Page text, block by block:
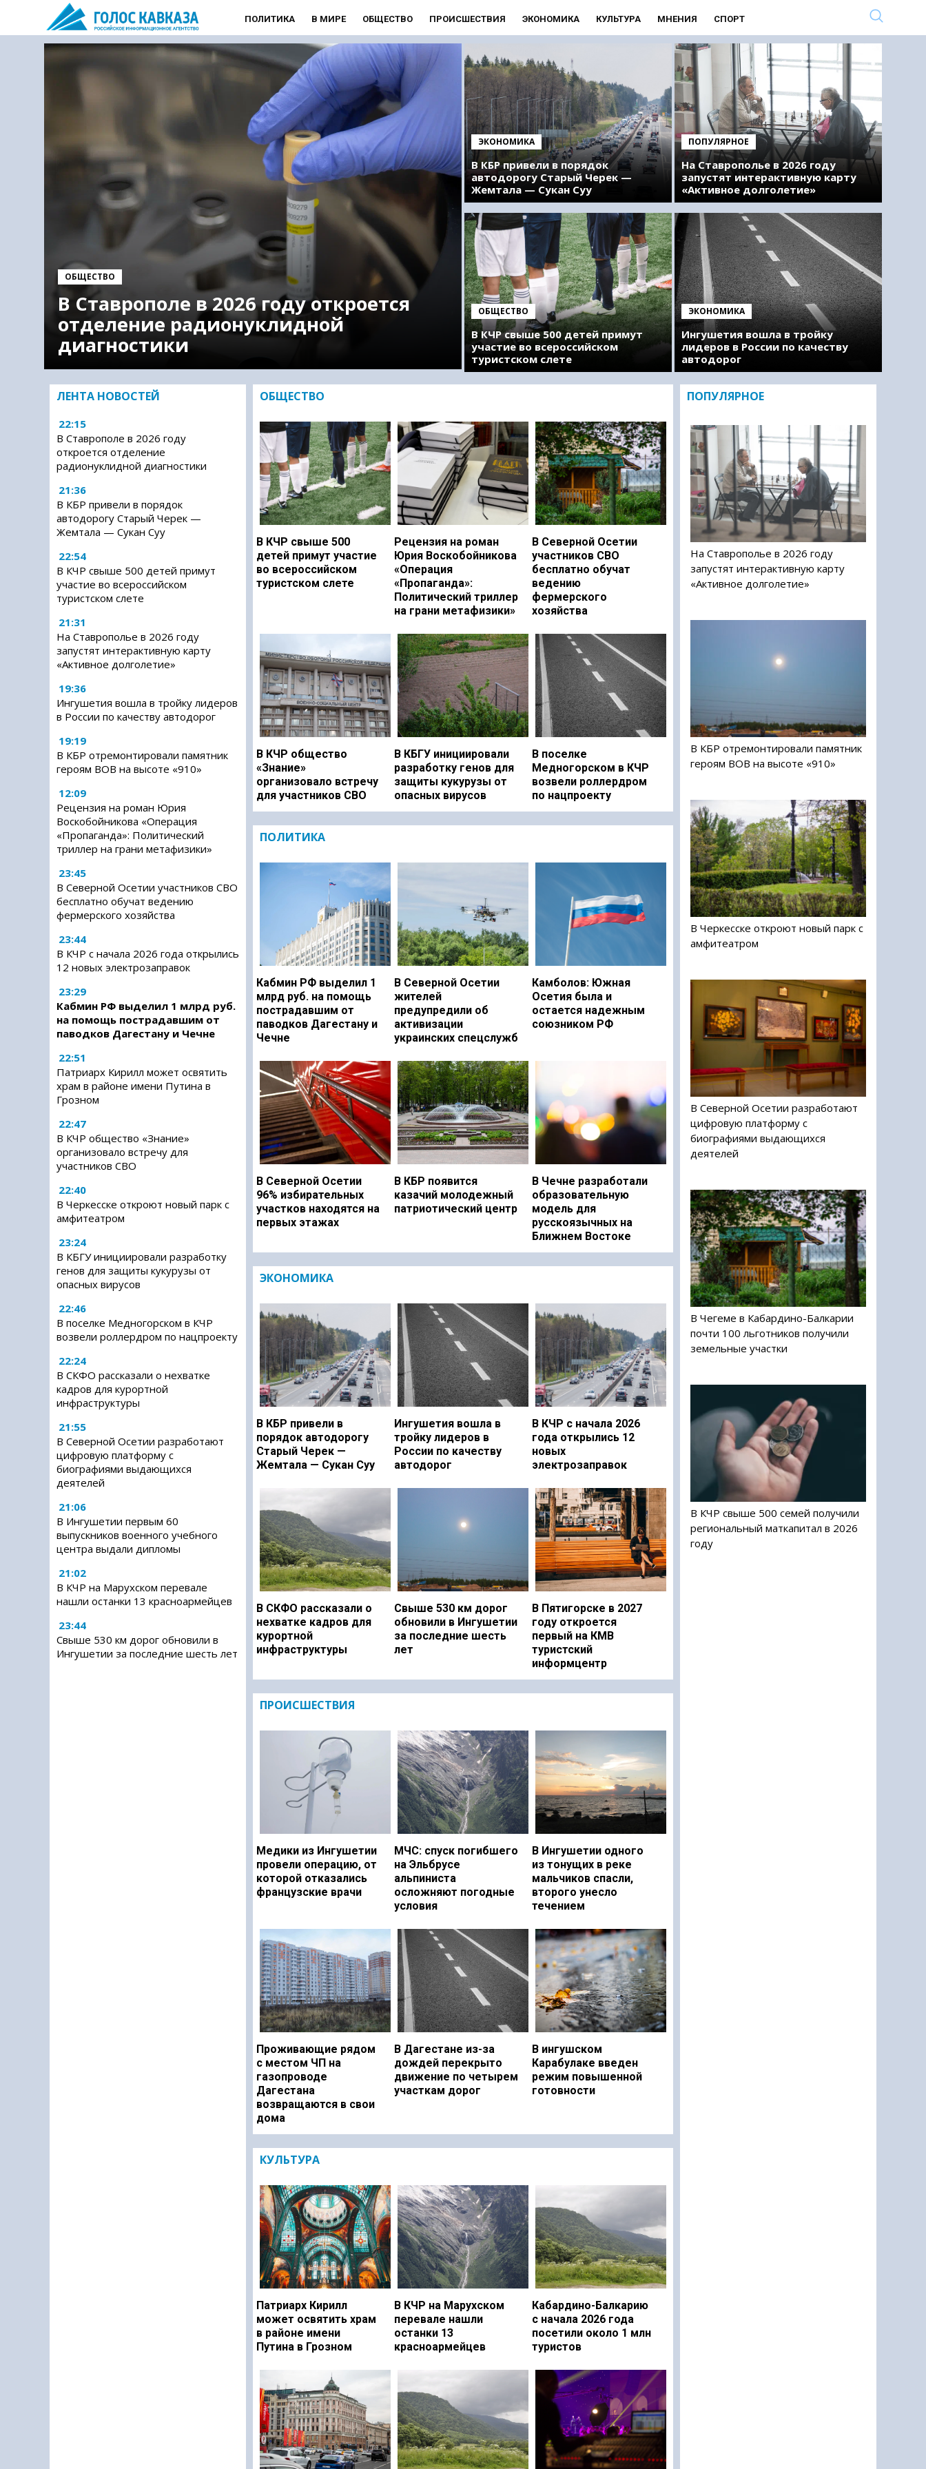
ПОЛИТИКА В МИРЕ ОБЩЕСТВО ПРОИСШЕСТВИЯ ЭКОНОМИКА КУЛЬТУРА МНЕНИЯ СПОРТ
ОБЩЕСТВО
В Ставрополе в 2026 году откроется
отделение радионуклидной
диагностики
ЭКОНОМИКА
В КБР привели в порядок
автодорогу Старый Черек —
Жемтала — Сукан Суу
ОБЩЕСТВО
В КЧР свыше 500 детей примут
участие во всероссийском
туристском слете
ПОПУЛЯРНОЕ
На Ставрополье в 2026 году
запустят интерактивную карту
«Активное долголетие»
ЭКОНОМИКА
Ингушетия вошла в тройку
лидеров в России по качеству
автодорог
ЛЕНТА НОВОСТЕЙ
22:15
В Ставрополе в 2026 году
откроется отделение
радионуклидной диагностики
21:36
В КБР привели в порядок
автодорогу Старый Черек —
Жемтала — Сукан Суу
22:54
В КЧР свыше 500 детей примут
участие во всероссийском
туристском слете
21:31
На Ставрополье в 2026 году
запустят интерактивную карту
«Активное долголетие»
19:36
Ингушетия вошла в тройку лидеров
в России по качеству автодорог
19:19
В КБР отремонтировали памятник
героям ВОВ на высоте «910»
12:09
Рецензия на роман Юрия
Воскобойникова «Операция
«Пропаганда»: Политический
триллер на грани метафизики»
23:45
В Северной Осетии участников СВО
бесплатно обучат ведению
фермерского хозяйства
23:44
В КЧР с начала 2026 года открылись
12 новых электрозаправок
23:29
Кабмин РФ выделил 1 млрд руб.
на помощь пострадавшим от
паводков Дагестану и Чечне
22:51
Патриарх Кирилл может освятить
храм в районе имени Путина в
Грозном
22:47
В КЧР общество «Знание»
организовало встречу для
участников СВО
22:40
В Черкесске откроют новый парк с
амфитеатром
23:24
В КБГУ инициировали разработку
генов для защиты кукурузы от
опасных вирусов
22:46
В поселке Медногорском в КЧР
возвели роллердром по нацпроекту
22:24
В СКФО рассказали о нехватке
кадров для курортной
инфраструктуры
21:55
В Северной Осетии разработают
цифровую платформу с
биографиями выдающихся
деятелей
21:06
В Ингушетии первым 60
выпускников военного учебного
центра выдали дипломы
21:02
В КЧР на Марухском перевале
нашли останки 13 красноармейцев
23:44
Свыше 530 км дорог обновили в
Ингушетии за последние шесть лет
ОБЩЕСТВО
В КЧР свыше 500
детей примут участие
во всероссийском
туристском слете
Рецензия на роман
Юрия Воскобойникова
«Операция
«Пропаганда»:
Политический триллер
на грани метафизики»
В Северной Осетии
участников СВО
бесплатно обучат
ведению
фермерского
хозяйства
В КЧР общество
«Знание»
организовало встречу
для участников СВО
В КБГУ инициировали
разработку генов для
защиты кукурузы от
опасных вирусов
В поселке
Медногорском в КЧР
возвели роллердром
по нацпроекту
ПОЛИТИКА
Кабмин РФ выделил 1
млрд руб. на помощь
пострадавшим от
паводков Дагестану и
Чечне
В Северной Осетии
жителей
предупредили об
активизации
украинских спецслужб
Камболов: Южная
Осетия была и
остается надежным
союзником РФ
В Северной Осетии
96% избирательных
участков находятся на
первых этажах
В КБР появится
казачий молодежный
патриотический центр
В Чечне разработали
образовательную
модель для
русскоязычных на
Ближнем Востоке
ЭКОНОМИКА
В КБР привели в
порядок автодорогу
Старый Черек —
Жемтала — Сукан Суу
Ингушетия вошла в
тройку лидеров в
России по качеству
автодорог
В КЧР с начала 2026
года открылись 12
новых
электрозаправок
В СКФО рассказали о
нехватке кадров для
курортной
инфраструктуры
Свыше 530 км дорог
обновили в Ингушетии
за последние шесть
лет
В Пятигорске в 2027
году откроется
первый на КМВ
туристский
информцентр
ПРОИСШЕСТВИЯ
Медики из Ингушетии
провели операцию, от
которой отказались
французские врачи
МЧС: спуск погибшего
на Эльбрусе
альпиниста
осложняют погодные
условия
В Ингушетии одного
из тонущих в реке
мальчиков спасли,
второго унесло
течением
Проживающие рядом
с местом ЧП на
газопроводе
Дагестана
возвращаются в свои
дома
В Дагестане из-за
дождей перекрыто
движение по четырем
участкам дорог
В ингушском
Карабулаке введен
режим повышенной
готовности
КУЛЬТУРА
Патриарх Кирилл
может освятить храм
в районе имени
Путина в Грозном
В КЧР на Марухском
перевале нашли
останки 13
красноармейцев
Кабардино-Балкарию
с начала 2026 года
посетили около 1 млн
туристов
ПОПУЛЯРНОЕ
На Ставрополье в 2026 году
запустят интерактивную карту
«Активное долголетие»
В КБР отремонтировали памятник
героям ВОВ на высоте «910»
В Черкесске откроют новый парк с
амфитеатром
В Северной Осетии разработают
цифровую платформу с
биографиями выдающихся
деятелей
В Чегеме в Кабардино-Балкарии
почти 100 льготников получили
земельные участки
В КЧР свыше 500 семей получили
региональный маткапитал в 2026
году